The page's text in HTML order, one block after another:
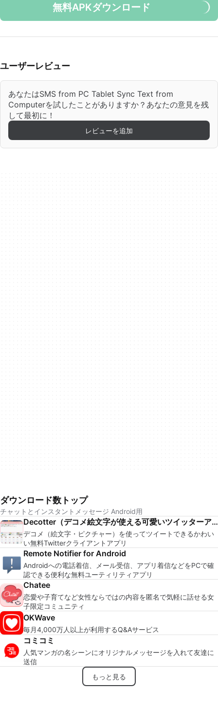
無料APKダウンロード
ユーザーレビュー
あなたはSMS from PC Tablet Sync Text from
Computerを試したことがありますか？あなたの意見を残
して最初に！
レビューを追加
ダウンロード数トップ
チャットとインスタントメッセージ Android用
Decotter（デコメ絵文字が使える可愛いツイッターアプリ)
デコメ（絵文字・ピクチャー）を使ってツイートできるかわい
い無料Twitterクライアントアプリ
Remote Notifier for Android
Androidへの電話着信、メール受信、アプリ着信などをPCで確
認できる便利な無料ユーティリティアプリ
Chatee
恋愛や子育てなど女性ならではの内容を匿名で気軽に話せる女
子限定コミュニティ
OKWave
毎月4,000万人以上が利用するQ&Aサービス
コミコミ
人気マンガの名シーンにオリジナルメッセージを入れて友達に
送信
もっと見る